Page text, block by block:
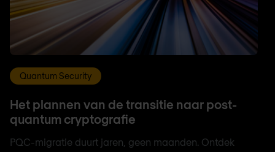
Quantum Security
Het plannen van de transitie naar post-
quantum cryptografie
PQC-migratie duurt jaren, geen maanden. Ontdek